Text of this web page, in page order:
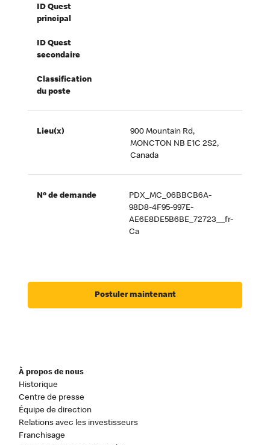
ID Quest
principal
ID Quest
secondaire
Classification
du poste
Lieu(x)
900 Mountain Rd,
MONCTON NB E1C 2S2,
Canada
Nº de demande
PDX_MC_06BBCB6A-
98D8-4F95-997E-
AE6E8DE5B6BE_72723__fr-
Ca
Postuler maintenant
À propos de nous
Historique
Centre de presse
Équipe de direction
Relations avec les investisseurs
Franchisage